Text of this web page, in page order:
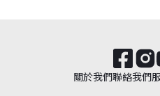
關於我們聯絡我們